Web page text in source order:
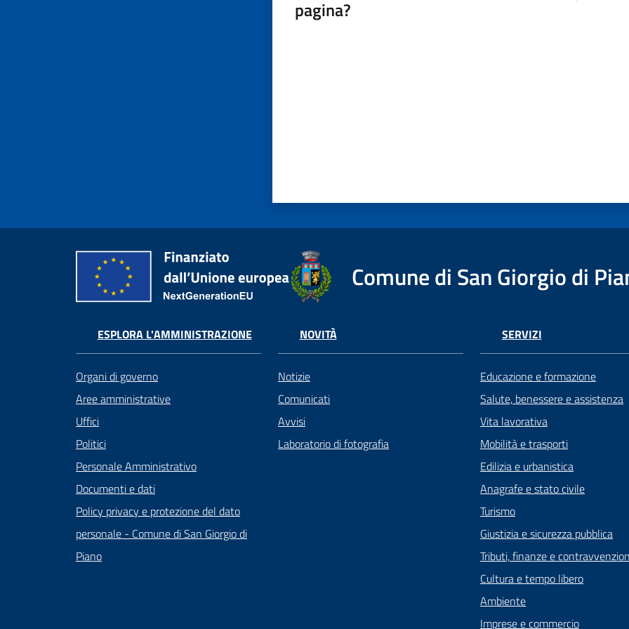
pagina?
Comune di San Giorgio di
ESPLORA L'AMMINISTRAZIONE
Organi di governo
Aree amministrative
Uffici
Politici
Personale Amministrativo
Documenti e dati
Policy privacy e protezione del dato
personale - Comune di San Giorgio di
Piano
NOVITÀ
Notizie
Comunicati
Avvisi
Laboratorio di fotografia
SERVIZI
Educazione e formazione
Salute, benessere e assistenza
Vita lavorativa
Mobilità e trasporti
Edilizia e urbanistica
Anagrafe e stato civile
Turismo
Giustizia e sicurezza pubblica
Tributi, finanze e
Cultura e tempo libero
Ambiente
Imprese e commercio